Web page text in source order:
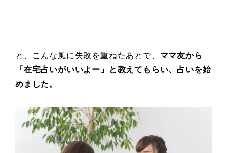
と、こんな風に失敗を重ねたあとで、 ママ友から
「在宅占いがいいよー」と教えてもらい、占いを始
めました。